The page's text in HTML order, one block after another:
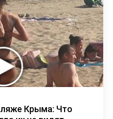
Крыма: Что